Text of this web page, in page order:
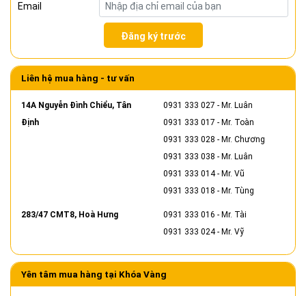
Email
Đăng ký trước
Liên hệ mua hàng - tư vấn
14A Nguyễn Đình Chiểu, Tân
Định
0931 333 027 - Mr. Luân
0931 333 017 - Mr. Toàn
0931 333 028 - Mr. Chương
0931 333 038 - Mr. Luân
0931 333 014- Mr. Vũ
0931 333 018 - Mr. Tùng
283/47 CMT8, Hoà Hưng 0931 333 016 - Mr. Tài
0931 333 024- Mr. Vỹ
Yên tâm mua hàng tại Khóa Vàng